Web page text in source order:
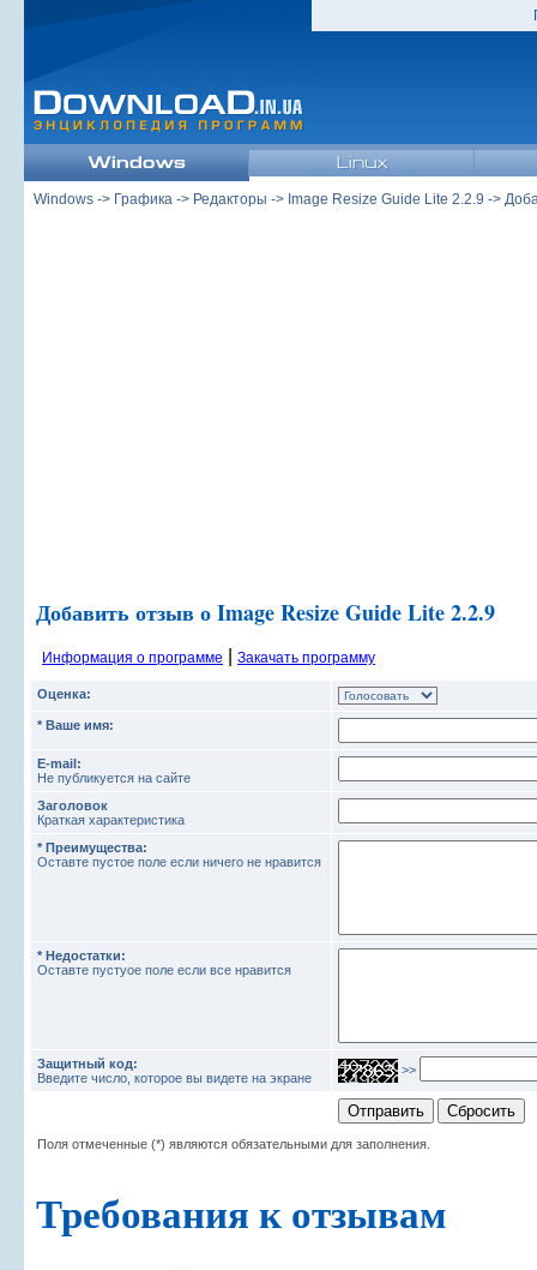
Windows -> Графика -> Редакторы -> Image Resize Guide Lite 2.2.9 ->
Добавить отзыв о Image Resize Guide Lite 2.2.9
Информация о программе Закачать программу
Оценка:
* Ваше имя:
E-mail:
Не публикуется на сайте
Заголовок
Краткая характеристика
* Преимущества:
Оставте пустое поле если ничего не нравится
* Недостатки:
Оставте пустуое поле если все нравится
Защитный код:
Введите число, которое вы видете на экране
>>
Поля отмеченные (*) являются обязательными для заполнения.
Требования к отзывам